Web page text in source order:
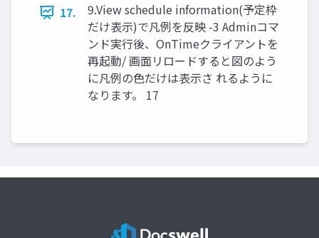
17.
9.View schedule information(予定枠
だけ表示)で凡例を反映 -3 Adminコマ
ンド実行後、OnTimeクライアントを
再起動/ 画面リロードすると図のよう
に凡例の色だけは表示さ れるように
なります。 17